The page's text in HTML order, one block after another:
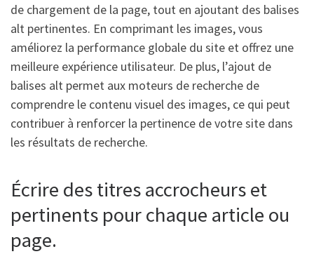
de chargement de la page, tout en ajoutant des balises
alt pertinentes. En comprimant les images, vous
améliorez la performance globale du site et offrez une
meilleure expérience utilisateur. De plus, l’ajout de
balises alt permet aux moteurs de recherche de
comprendre le contenu visuel des images, ce qui peut
contribuer à renforcer la pertinence de votre site dans
les résultats de recherche.
Écrire des titres accrocheurs et
pertinents pour chaque article ou
page.